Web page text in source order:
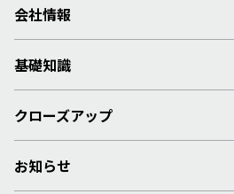
会社情報
基礎知識
クローズアップ
お知らせ